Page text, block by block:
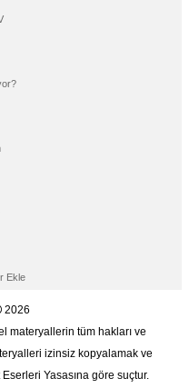
Ekle
2026
materyallerin tüm hakları ve
izinsiz kopyalamak ve
Yasasına göre suçtur.